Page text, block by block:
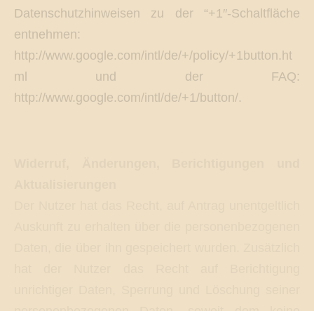
Datenschutzhinweisen zu der “+1″-Schaltfläche
entnehmen:
http://www.google.com/intl/de/+/policy/+1button.ht
ml und der FAQ:
http://www.google.com/intl/de/+1/button/.